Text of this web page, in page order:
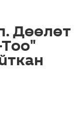
Дөөлөт